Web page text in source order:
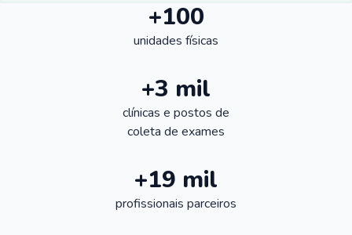
+100
unidades físicas
+3 mil
clínicas e postos de
coleta de exames
+19 mil
profissionais parceiros